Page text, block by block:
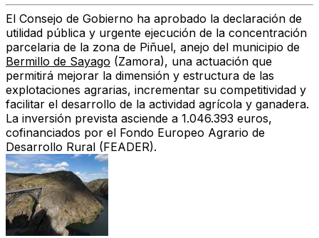
El Consejo de Gobierno ha aprobado la declaración de
utilidad pública y urgente ejecución de la concentración
parcelaria de la zona de Piñuel, anejo del municipio de
Bermillo de Sayago (Zamora), una actuación que
permitirá mejorar la dimensión y estructura de las
explotaciones agrarias, incrementar su competitividad y
facilitar el desarrollo de la actividad agrícola y ganadera.
La inversión prevista asciende a 1.046.393 euros,
cofinanciados por el Fondo Europeo Agrario de
Desarrollo Rural (FEADER).